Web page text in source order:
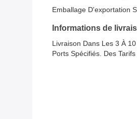
Emballage D'exportation
Informations de
Livraison Dans Les 3 À
Ports Spécifiés. Des